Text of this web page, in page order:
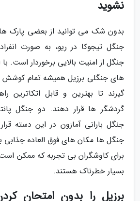
نشوید
بدون شک می توانید از بعضی پارک
جنگل تیجوکا در ریو، به صورت
جنگل از امنیت بالایی برخوردار است.
های جنگلی برزیل همیشه تمام کوشش
گیرند تا بهترین و قابل اتکاترین
جنگل بارانی آمازون در این دسته
جنگل ها مکان های فوق العاده جذابی
برای کاوشگران بی تجربه که ممکن
بسیار خطرناک هستند.
برزیل را بدون امتحان